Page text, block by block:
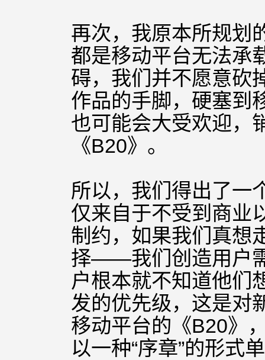
再次，我原本所规划
都是移动平台无法承
碍，我们并不愿意砍
作品的手脚，硬塞到
也可能会大受欢迎，
《B20》。
所以，我们得出了一
仅来自于不受到商业
制约，如果我们真想
择——我们创造用户
户根本就不知道他们
发的优先级，这是对
移动平台的《B20》
以一种“序章”的形式